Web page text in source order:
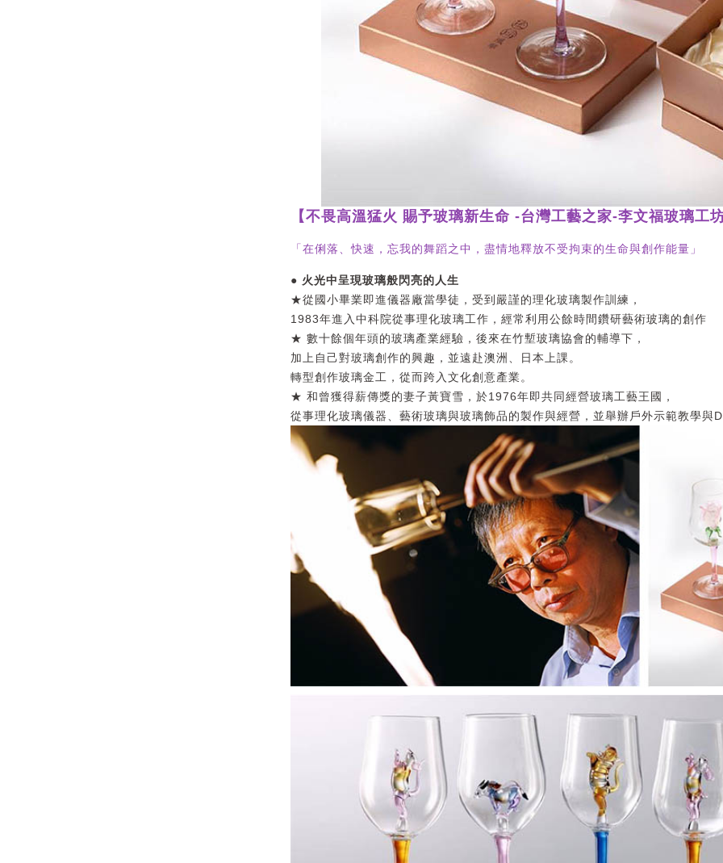
【不畏高溫猛火 賜予玻璃新生命 -台灣工藝之家-李文福玻璃工
「在俐落、快速，忘我的舞蹈之中，盡情地釋放不受拘束的生命與創作能量」
● 火光中呈現玻璃般閃亮的人生
★從國小畢業即進儀器廠當學徒，受到嚴謹的理化玻璃製作訓練，
1983年進入中科院從事理化玻璃工作，經常利用公餘時間鑽研藝術玻璃的創作
★ 數十餘個年頭的玻璃產業經驗，後來在竹塹玻璃協會的輔導下，
加上自己對玻璃創作的興趣，並遠赴澳洲、日本上課。
轉型創作玻璃金工，從而跨入文化創意產業。
★ 和曾獲得薪傳獎的妻子黃寶雪，於1976年即共同經營玻璃工藝王國，
從事理化玻璃儀器、藝術玻璃與玻璃飾品的製作與經營，並舉辦戶外示範教學與